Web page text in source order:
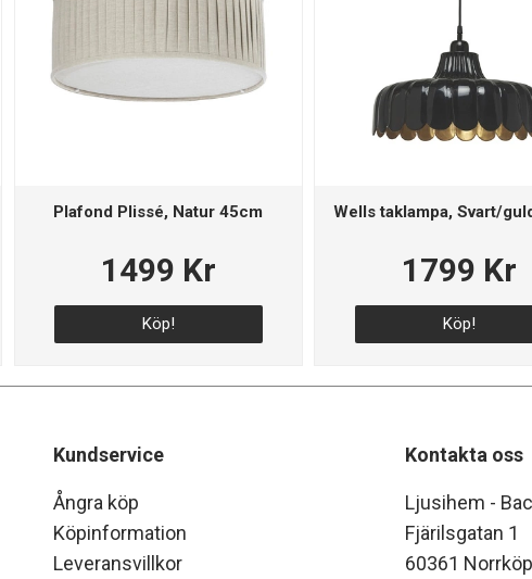
Plafond Plissé, Natur 45cm
1499 Kr
Köp!
Wells taklampa, Svart/
1799 Kr
Köp!
Kundservice
Ångra köp
Köpinformation
Leveransvillkor
Kontakta oss
Ljusihem -
Fjärilsgatan 1
60361